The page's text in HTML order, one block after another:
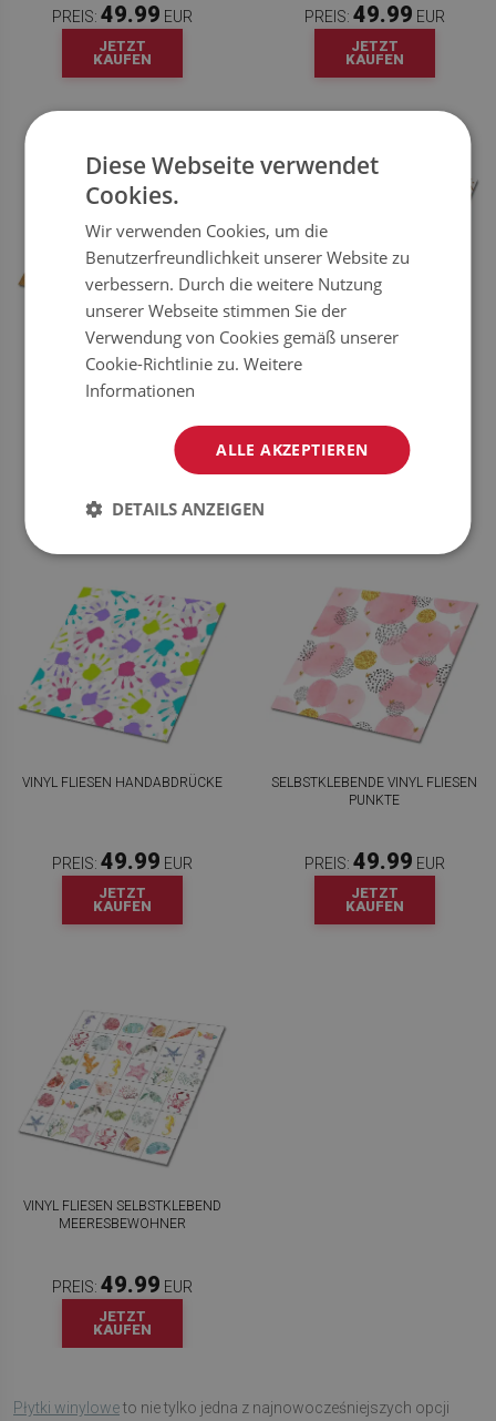
PREIS: 49.99 EUR
JETZT
KAUFEN
PREIS: 49.99 EUR
JETZT
KAUFEN
VINYL FLIESEN LINIEN UND
EUR
VINYL FLIESEN SEIFENSCHAUM
49.99
JETZT
VINYL FLIESEN HANDABDRÜCKE
PREIS: 49.99 EUR
JETZT
KAUFEN
SELBSTKLEBENDE VINYL FLIESEN
PUNKTE
PREIS: 49.99 EUR
JETZT
KAUFEN
VINYL FLIESEN SELBSTKLEBEND
MEERESBEWOHNER
PREIS: 49.99 EUR
JETZT
KAUFEN
Płytki winyloweto nie tylko jedna z najnowocześniejszych opcji
Diese Webseite verwendet
Cookies.
Wir verwenden Cookies, um die
Benutzerfreundlichkeit unserer Website zu
verbessern. Durch die weitere Nutzung
unserer Webseite stimmen Sie der
Verwendung von Cookies gemäß unserer
Cookie-Richtlinie zu.Weitere
Informationen
ALLE AKZEPTIEREN
DETAILS ANZEIGEN